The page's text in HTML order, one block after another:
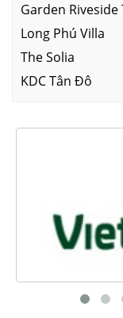
Garden Riveside
Long Phú Villa
The Solia
KDC Tân Đô